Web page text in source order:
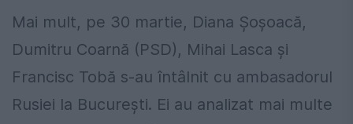
Mai mult, pe 30 martie, Diana Şoşoacă,
Dumitru Coarnă (PSD), Mihai Lasca şi
Francisc Tobă s-au întâlnit cu ambasadorul
Rusiei la Bucureşti. Ei au analizat mai multe